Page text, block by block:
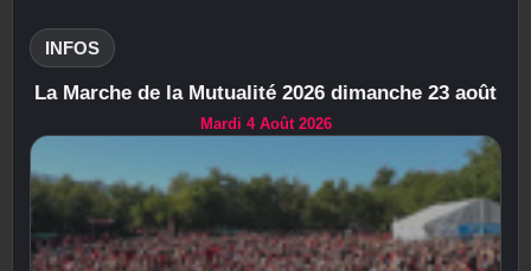
INFOS
La Marche de la Mutualité 2026 dimanche 23 août
Mardi 4 Août 2026